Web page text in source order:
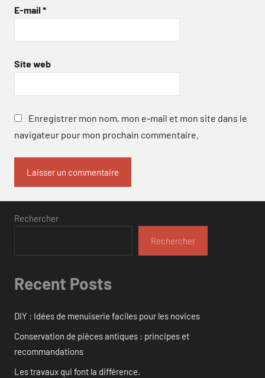
E-mail *
Site web
Enregistrer mon nom, mon e-mail et mon site dans le
navigateur pour mon prochain commentaire.
Rechercher
Rechercher
Recent Posts
DIY : Idées de menuiserie faciles pour les novices
Conservation de pièces antiques : principes et
recommandations
Les travaux qui font la différence.